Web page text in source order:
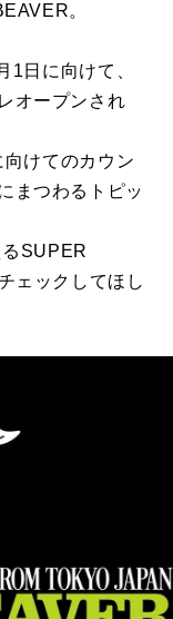
。
1日に向けて、
オープンされ
けてのカウン
まつわるトピッ
SUPER
ェックしてほし